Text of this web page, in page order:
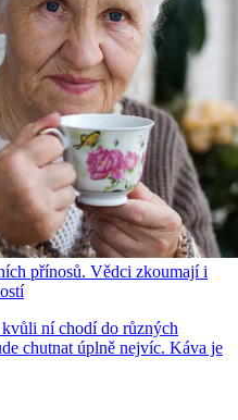
přínosů. Vědci zkoumají i
ní chodí do různých
chutnat úplně nejvíc. Káva je